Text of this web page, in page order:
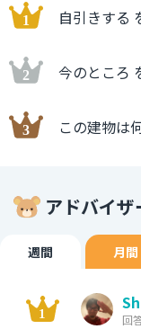
自引きする
今のところ
この建物は
アドバイ
週間 月間
回